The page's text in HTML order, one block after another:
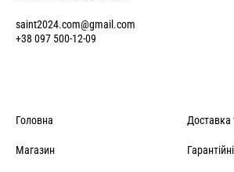
saint2024.com@gmail.com
+38 097 500-12-09
Головна
Магазин
Доставка